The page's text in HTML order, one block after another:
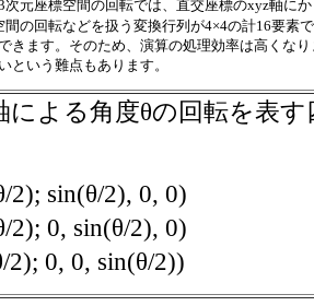
次元座標空間の回転では、直交座標のxyz軸に
間の回転などを扱う変換行列が4×4の計16要素
きます。そのため、演算の処理効率は高くな
という難点もあります。
による角度θの回転を表
2); sin(θ/2), 0, 0)
2); 0, sin(θ/2), 0)
2); 0, 0, sin(θ/2))